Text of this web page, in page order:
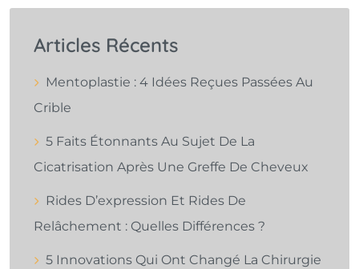
Articles Récents
Mentoplastie : 4 Idées Reçues Passées Au
Crible
5 Faits Étonnants Au Sujet De La
Cicatrisation Après Une Greffe De Cheveux
Rides D’expression Et Rides De
Relâchement : Quelles Différences ?
5 Innovations Qui Ont Changé La Chirurgie